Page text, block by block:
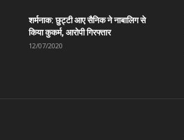
शर्मनाक: छुट्टी आए सैनिक ने नाबालिग से
किया कुकर्म, आरोपी गिरफ्तार
12/07/2020